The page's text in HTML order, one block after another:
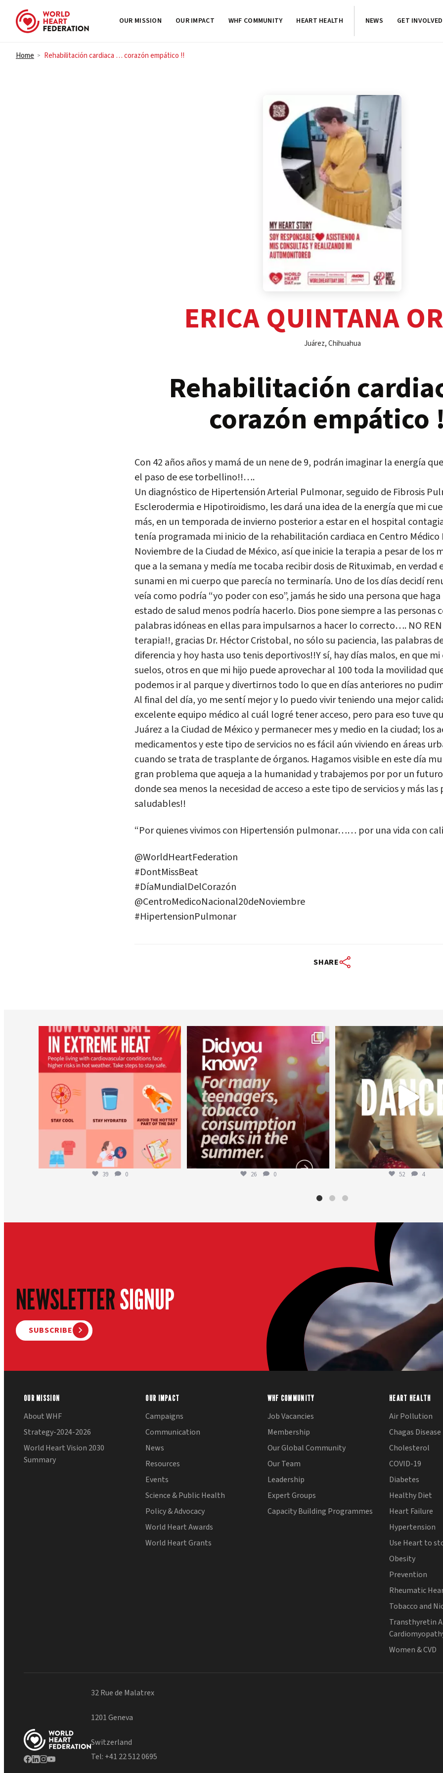
Skip to content
OUR MISSION OUR IMPACT WHF COMMUNITY HEART HEALTH NEWS GET INVOLVED
Home > Rehabilitación cardiaca … corazón empático !!
ERICA QUINTANA
Juárez, Chihuahua
Rehabilitación
corazón empático
Con 42 años años y mamá de un nene de 9, podrán imaginar la energía
el paso de ese torbellino!!….
Un diagnóstico de Hipertensión Arterial Pulmonar, seguido de Fibrosis
Esclerodermia e Hipotiroidismo, les dará una idea de la energía que mi
más, en un temporada de invierno posterior a estar en el hospital
tenía programada mi inicio de la rehabilitación cardiaca en Centro Médico
Noviembre de la Ciudad de México, así que inicie la terapia a pesar de los
que a la semana y medía me tocaba recibir dosis de Rituximab, en verdad
sunami en mi cuerpo que parecía no terminaría. Uno de los días decidí
veía como podría “yo poder con eso”, jamás he sido una persona que
estado de salud menos podría hacerlo. Dios pone siempre a las personas
palabras idóneas en ellas para impulsarnos a hacer lo correcto…. NO
terapia!!, gracias Dr. Héctor Cristobal, no sólo su paciencia, las palabras
diferencia y hoy hasta uso tenis deportivos!!Y sí, hay días malos, en que
suelos, otros en que mi hijo puede aprovechar al 100 toda la movilidad
podemos ir al parque y divertirnos todo lo que en días anteriores no
Al final del día, yo me sentí mejor y lo puedo vivir teniendo una mejor
excelente equipo médico al cuál logré tener acceso, pero para eso tuve
Juárez a la Ciudad de México y permanecer mes y medio en la ciudad; los
medicamentos y este tipo de servicios no es fácil aún viviendo en áreas
cuando se trata de trasplante de órganos. Hagamos visible en este día
gran problema que aqueja a la humanidad y trabajemos por por un
donde sea menos la necesidad de acceso a este tipo de servicios y más las
saludables!!
“Por quienes vivimos con Hipertensión pulmonar…… por una vida con
@WorldHeartFederation
#DontMissBeat
#DíaMundialDelCorazón
@CentroMedicoNacional20deNoviembre
#HipertensionPulmonar
SHARE
worldheartfederation
Aug 5
39 0
Aug 1
26 0
worldheartfederation
Jul 27
52 4
NEWSLETTERSIGNUP
SUBSCRIBE
OUR MISSION
About WHF
Strategy-2024-2026
World Heart Vision 2030
Summary
OUR IMPACT
Campaigns
Communication
News
Resources
Events
Science & Public Health
Policy & Advocacy
World Heart Awards
World Heart Grants
WHF COMMUNITY
Job Vacancies
Membership
Our Global Community
Our Team
Leadership
Expert Groups
Capacity Building Programmes
HEART HEALTH
Air Pollution
Chagas Disease
Cholesterol
COVID-19
Diabetes
Healthy Diet
Heart Failure
Hypertension
Use Heart to
Obesity
Prevention
Rheumatic
Tobacco and
Transthyretin
Women & CVD
32 Rue de Malatrex
1201 Geneva
Switzerland
Tel: +41 22 512 0695